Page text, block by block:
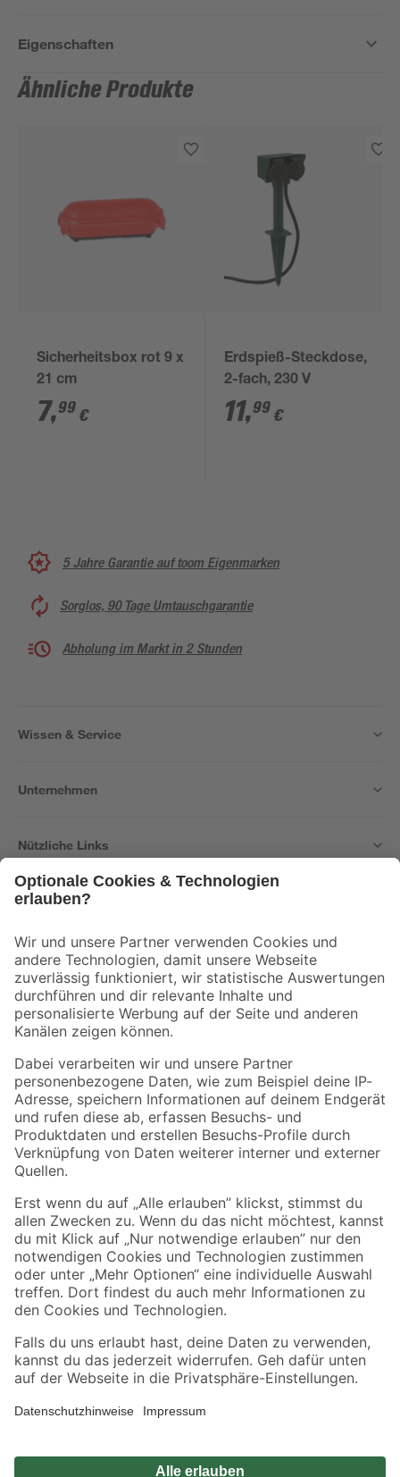
Eigenschaften
Ähnliche Produkte
Sicherheitsbox rot 9 x
21 cm
7,99 €
Erdspieß-Steckdose,
2-fach, 230 V
11,99 €
5 Jahre Garantie auf toom Eigenmarken
Sorglos, 90 Tage Umtauschgarantie
Abholung im Markt in 2 Stunden
Wissen & Service
Unternehmen
Nützliche Links
Der toom Newsletter: Keine Angebote und Aktionen mehr verpassen!
Zur Newsletter Anmeldung
Folge uns
Zahlungsarten Versandarten
Sicher einkaufen
Jetzt die toom-App herunterladen
Alle Preisangaben in EUR inkl. gesetzl. MwSt.. Die dargestellten Angebote sind unter
Umständen nicht in allen Märkten verfügbar. Die angegebenen Verfügbarkeiten beziehen
Produkte nur solange der Vorrat reicht.
*Paketversand ab 59 € versandkostenfrei, gilt nicht für Artikel mit Speditionsversand, hier
Privatsphäre Impressum